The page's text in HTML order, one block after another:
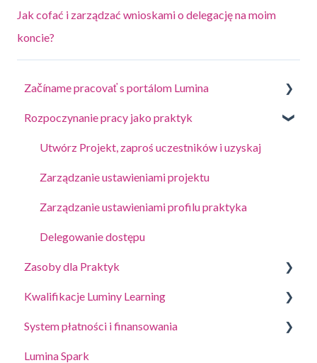
Jak cofać i zarządzać wnioskami o delegację na moim
koncie?
Začíname pracovať s portálom Lumina
Odpovedať na dotazník alebo dokončiť úlohu
Zaloguj się na swoje konto
Vaše Portréty
Aktualizácia nastavení konta
Rozpoczynanie pracy jako praktyk
Utwórz Projekt, zaproś uczestników i uzyskaj
Zarządzanie ustawieniami projektu
Zarządzanie ustawieniami profilu praktyka
Delegowanie dostępu
Zasoby dla Praktyk
Przewodniki dotyczące coachingu i warsztatów
Kwalifikacje Luminy Learning
Portal edukacyjny online (LLXP)
System płatności i finansowania
Kupowanie punktów i przeglądanie transakcji
Lumina Spark